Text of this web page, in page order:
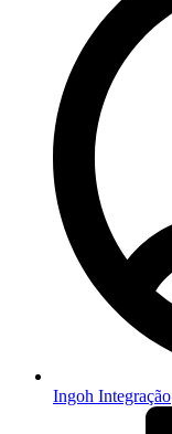
Ingoh Integração